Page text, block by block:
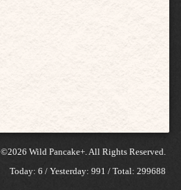
©2026 Wild Pancake+. All Rights Reserved.
Today: 6 / Yesterday: 991 / Total: 299688